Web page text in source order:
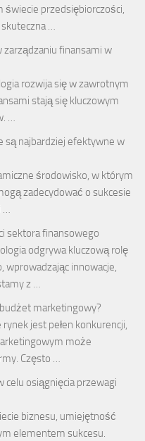
świecie przedsiębiorczości,
…
zarządzaniu finansami w
rozwija się w zawrotnym
stają się kluczowym
…
są najbardziej efektywne w
środowisko, w którym
zadecydować o sukcesie
…
sektora finansowego
odgrywa kluczową rolę
wprowadzając innowacje,
z …
marketingowy?
jest pełen konkurencji,
może
Często …
celu osiągnięcia przewagi
biznesu, umiejętność
elementem sukcesu.